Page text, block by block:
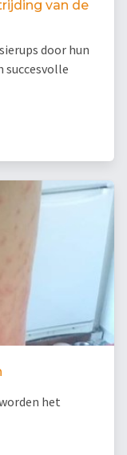
van de
door hun
het